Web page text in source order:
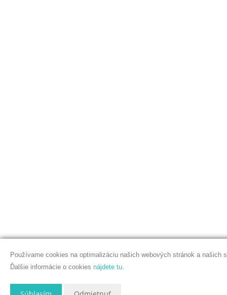
Používame cookies na optimalizáciu našich webových stránok a našich
Ďalšie informácie o cookies nájdete tu.